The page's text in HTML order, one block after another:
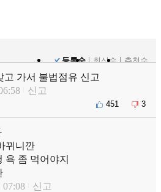
등록순
최신순 추천순
고 가서 불법점유 신고
신고
451 3
뀌니깐
욕 좀 먹어야지
07:08 신고